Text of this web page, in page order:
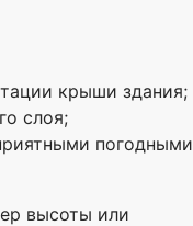
крыши здания;
слоя;
погодными
высоты или